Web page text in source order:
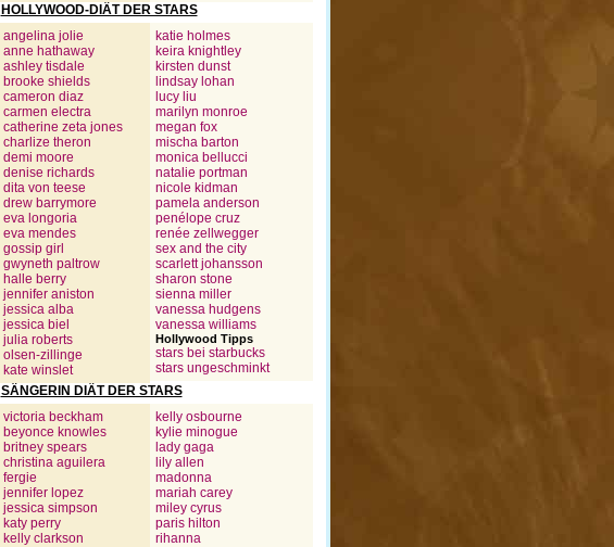
HOLLYWOOD-DIÄT DER STARS
angelina jolie
anne hathaway
ashley tisdale
brooke shields
cameron diaz
carmen electra
catherine zeta jones
charlize theron
demi moore
denise richards
dita von teese
drew barrymore
eva longoria
eva mendes
gossip girl
gwyneth paltrow
halle berry
jennifer aniston
jessica alba
jessica biel
julia roberts
olsen-zillinge
kate winslet
katie holmes
keira knightley
kirsten dunst
lindsay lohan
lucy liu
marilyn monroe
megan fox
mischa barton
monica bellucci
natalie portman
nicole kidman
pamela anderson
penélope cruz
renée zellwegger
sex and the city
scarlett johansson
sharon stone
sienna miller
vanessa hudgens
vanessa williams
Hollywood Tipps
stars bei starbucks
stars ungeschminkt
SÄNGERIN DIÄT DER STARS
victoria beckham
beyonce knowles
britney spears
christina aguilera
fergie
jennifer lopez
jessica simpson
katy perry
kelly clarkson
kelly osbourne
kylie minogue
lady gaga
lily allen
madonna
mariah carey
miley cyrus
paris hilton
rihanna